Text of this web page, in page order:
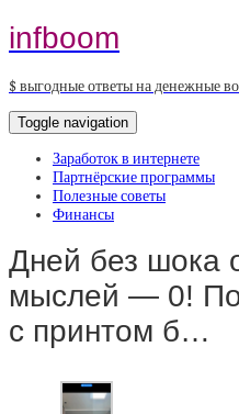
infboom
$ выгодные ответы на денежные
Toggle navigation
Заработок в интернете
Партнёрские программы
Полезные советы
Финансы
Дней без шока
мыслей — 0!
с принтом б…